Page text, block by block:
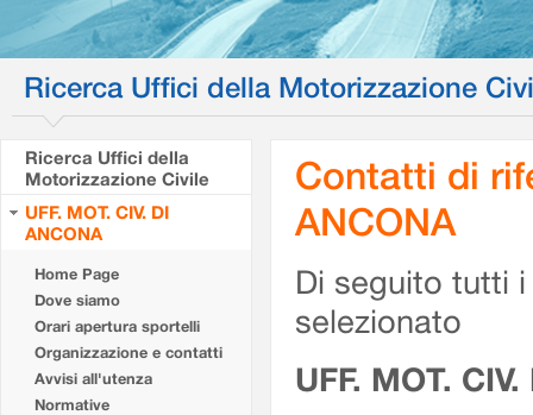
Ricerca Uffici della Motorizzazione
Ricerca Uffici della
Motorizzazione Civile
UFF. MOT. CIV. DI
ANCONA
Home Page
Dove siamo
Orari apertura sportelli
Organizzazione e contatti
Avvisi all'utenza
Normative
Contatti di
ANCONA
Di seguito tutti
selezionato
UFF. MOT.